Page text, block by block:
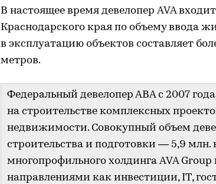
В настоящее время девелопер AVA
Краснодарского края по объему ввода
в эксплуатацию объектов составляет
метров.
Федеральный девелопер АВА с 2007
на строительстве комплексных
недвижимости. Совокупный объем
строительства и подготовки — 5,9 млн.
многопрофильного холдинга AVA
направлениями как инвестиции, IT,